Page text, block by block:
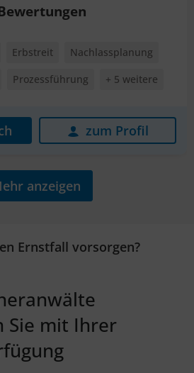
Erbstreit
Nachlassplanung
Prozessführung + 5 weitere
zum Profil
anzeigen
Ernstfall vorsorgen?
Sie mit Ihrer